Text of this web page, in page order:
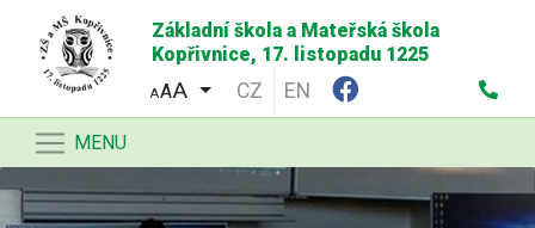
Základní škola a Mateřská škola
Kopřivnice, 17. listopadu 1225
AA CZ EN
MENU